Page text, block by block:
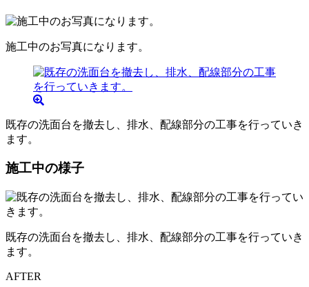
施工中のお写真になります。
既存の洗面台を撤去し、排水、配線部分の工事を行っていき
ます。
施工中の様子
既存の洗面台を撤去し、排水、配線部分の工事を行っていき
ます。
AFTER